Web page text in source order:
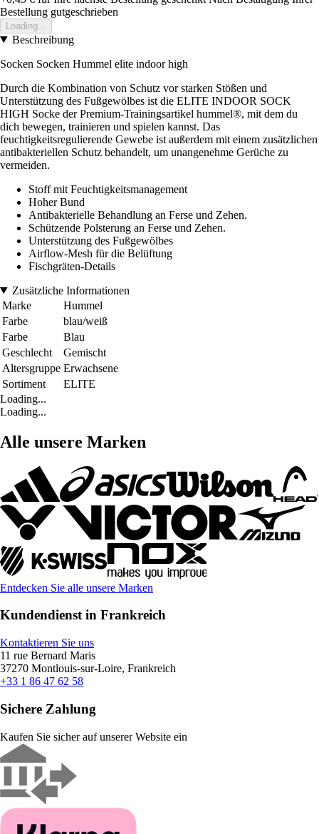
Bestellung gutgeschrieben
Loading...
Beschreibung
Socken Socken Hummel elite indoor high
Durch die Kombination von Schutz vor starken Stößen und
Unterstützung des Fußgewölbes ist die ELITE INDOOR SOCK
HIGH Socke der Premium-Trainingsartikel hummel®, mit dem du
dich bewegen, trainieren und spielen kannst. Das
feuchtigkeitsregulierende Gewebe ist außerdem mit einem zusätzlichen
antibakteriellen Schutz behandelt, um unangenehme Gerüche zu
vermeiden.
Stoff mit Feuchtigkeitsmanagement
Hoher Bund
Antibakterielle Behandlung an Ferse und Zehen.
Schützende Polsterung an Ferse und Zehen.
Unterstützung des Fußgewölbes
Airflow-Mesh für die Belüftung
Fischgräten-Details
Zusätzliche Informationen
Marke
Hummel
Farbe
blau/weiß
Farbe
Blau
Geschlecht
Gemischt
Altersgruppe Erwachsene
Sortiment
ELITE
Loading...
Loading...
Alle unsere Marken
Entdecken Sie alle unsere Marken
Kundendienst in Frankreich
Kontaktieren Sie uns
11 rue Bernard Maris
37270 Montlouis-sur-Loire, Frankreich
+33 1 86 47 62 58
Sichere Zahlung
Kaufen Sie sicher auf unserer Website ein